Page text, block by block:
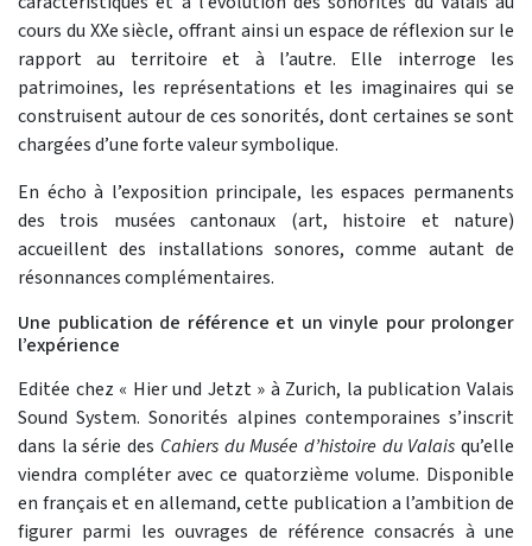
cours du XXe siècle, offrant ainsi un espace de réflexion sur le
rapport au territoire et à l’autre. Elle interroge les
patrimoines, les représentations et les imaginaires qui se
construisent autour de ces sonorités, dont certaines se sont
chargées d’une forte valeur symbolique.
En écho à l’exposition principale, les espaces permanents
des trois musées cantonaux (art, histoire et nature)
accueillent des installations sonores, comme autant de
résonnances complémentaires.
Une publication de référence et un vinyle pour prolonger
l’expérience
Editée chez « Hier und Jetzt » à Zurich, la publication Valais
Sound System. Sonorités alpines contemporaines s’inscrit
dans la série des Cahiers du Musée d’histoire du Valais qu’elle
viendra compléter avec ce quatorzième volume. Disponible
en français et en allemand, cette publication a l’ambition de
figurer parmi les ouvrages de référence consacrés à une